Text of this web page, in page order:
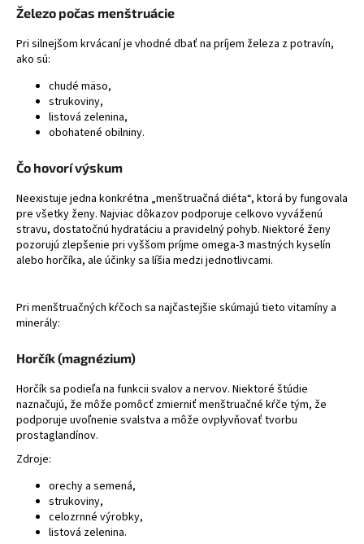
Železo počas menštruácie
Pri silnejšom krvácaní je vhodné dbať na príjem železa z potravín,
ako sú:
chudé mäso,
strukoviny,
listová zelenina,
obohatené obilniny.
Čo hovorí výskum
Neexistuje jedna konkrétna „menštruačná diéta“, ktorá by fungovala
pre všetky ženy. Najviac dôkazov podporuje celkovo vyváženú
stravu, dostatočnú hydratáciu a pravidelný pohyb. Niektoré ženy
pozorujú zlepšenie pri vyššom príjme omega-3 mastných kyselín
alebo horčíka, ale účinky sa líšia medzi jednotlivcami.
Pri menštruačných kŕčoch sa najčastejšie skúmajú tieto vitamíny a
minerály:
Horčík (magnézium)
Horčík sa podieľa na funkcii svalov a nervov. Niektoré štúdie
naznačujú, že môže pomôcť zmierniť menštruačné kŕče tým, že
podporuje uvoľnenie svalstva a môže ovplyvňovať tvorbu
prostaglandínov.
Zdroje:
orechy a semená,
strukoviny,
celozrnné výrobky,
listová zelenina.